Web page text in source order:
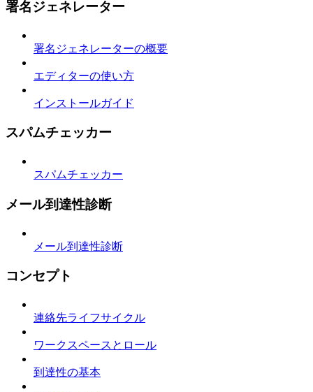
署名ジェネレーター
署名ジェネレーターの概要
エディターの使い方
インストールガイド
スパムチェッカー
スパムチェッカー
メール到達性診断
メール到達性診断
コンセプト
連絡先ライフサイクル
ワークスペースとロール
到達性の基本